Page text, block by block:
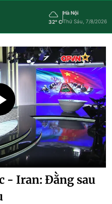
32° C
Hà Nội
Thứ Sáu, 7/8/2026
- Iran: Đằng sau